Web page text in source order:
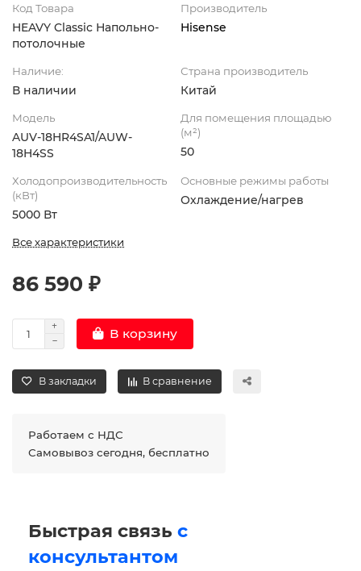
Код Товара
HEAVY Classic Напольно-
потолочные
Производитель
Hisense
Наличие:
В наличии
Страна производитель
Китай
Модель
AUV-18HR4SA1/AUW-
18H4SS
Для помещения площадью
(м²)
50
Холодопроизводительность
(кВт)
5000 Вт
Основные режимы работы
Охлаждение/нагрев
Все характеристики
86 590 ₽
В корзину
В закладки В сравнение
Работаем с НДС
Самовывоз сегодня, бесплатно
Быстрая связь с
консультантом